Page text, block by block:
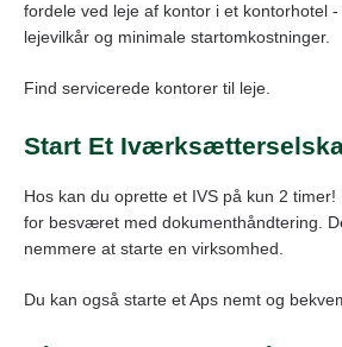
fordele ved leje af kontor i et kontorhotel
lejevilkår og minimale startomkostninger.
Find servicerede kontorer til leje.
Start Et
Hos kan du oprette et IVS på kun 2
for besværet med dokumenthåndtering.
nemmere at starte en virksomhed.
Du kan også starte et Aps nemt og